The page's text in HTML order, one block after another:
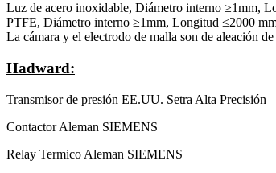
Luz de acero inoxidable, Diámetro interno ≥1mm,
PTFE, Diámetro interno ≥1mm, Longitud ≤2000
La cámara y el electrodo de malla son de aleación
Hadward:
Transmisor de presión EE.UU. Setra Alta Precisión
Contactor Aleman SIEMENS
Relay Termico Aleman SIEMENS